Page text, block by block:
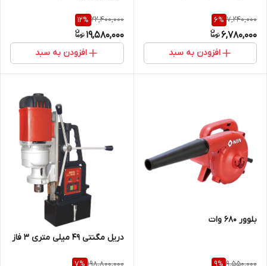
7,240,000
6%
6,780,000
افزودن به سبد
22,400,000
12%
19,580,000
افزودن به سبد
بلوور 680 وات
9,550,000
دریل مگنتی 49 میلی متری 3 فاز
198,800,000